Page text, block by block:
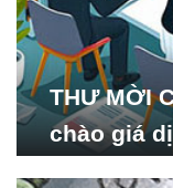
THƯ MỜI
chào giá